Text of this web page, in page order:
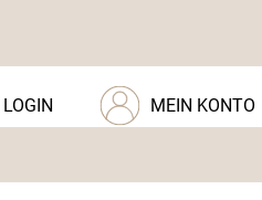
MEIN KONTO
LOGIN